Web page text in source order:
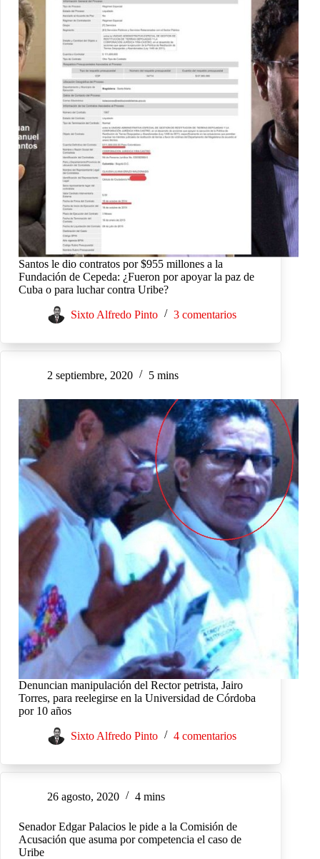
Santos le dio contratos por $955 millones a la
Fundación de Cepeda: ¿Fueron por apoyar la paz de
Cuba o para luchar contra Uribe?
Sixto Alfredo Pinto 3 comentarios
2 septiembre, 2020 5 mins
Denuncian manipulación del Rector petrista, Jairo
Torres, para reelegirse en la Universidad de Córdoba
por 10 años
Sixto Alfredo Pinto 4 comentarios
26 agosto, 2020 4 mins
Senador Edgar Palacios le pide a la Comisión de
Acusación que asuma por competencia el caso de
Uribe